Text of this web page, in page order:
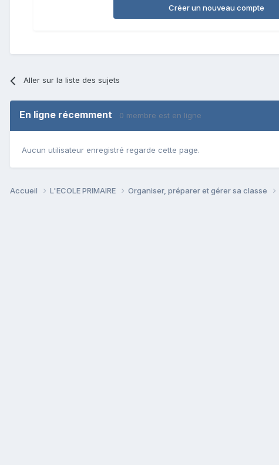
Créer un nouveau compte
Aller sur la liste des sujets
En ligne récemment 0 membre est en ligne
Aucun utilisateur enregistré regarde cette page.
Accueil L'ECOLE PRIMAIRE Organiser, préparer et gérer sa classe